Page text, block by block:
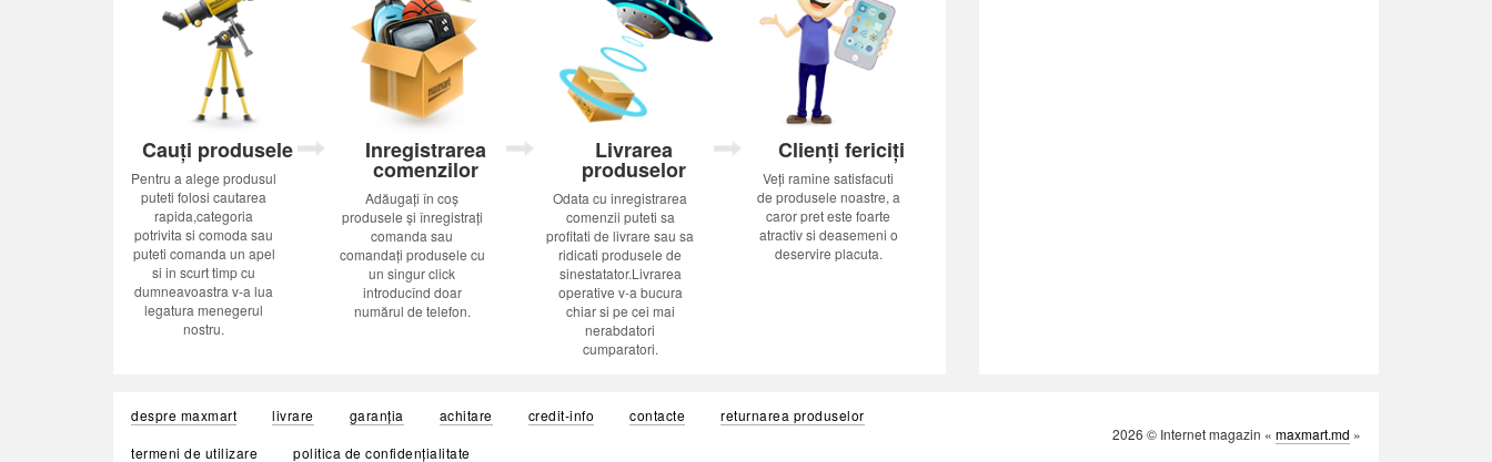
Cauți produsele
Pentru a alege produsul
puteti folosi cautarea
rapida,categoria
potrivita si comoda sau
puteti comanda un apel
si in scurt timp cu
dumneavoastra v-a lua
legatura menegerul
nostru.
Inregistrarea
comenzilor
Adăugați în coș
produsele și înregistrați
comanda sau
comandați produsele cu
un singur click
introducînd doar
numărul de telefon.
Livrarea
produselor
Odata cu inregistrarea
comenzii puteti sa
profitati de livrare sau sa
ridicati produsele de
sinestatator.Livrarea
operative v-a bucura
chiar si pe cei mai
nerabdatori
cumparatori.
Clienți fericiți
Veți ramine satisfacuti
de produsele noastre, a
caror pret este foarte
atractiv si deasemeni o
deservire placuta.
despre maxmart livrare garanția achitare credit-info contacte
returnarea produselor
termeni de utilizare
politica de confidențialitate
2026 © Internet magazin « maxmart.md »